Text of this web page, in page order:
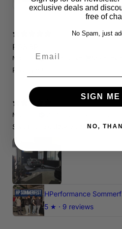
RS3 8P
Marcin J. Verified buyer
Polecam !
Marcin J.
Świetnie spedzony czas ,
5 ★ · 9 reviews
exclusive deals and
free of
No Spam, just
SIGN
NO,